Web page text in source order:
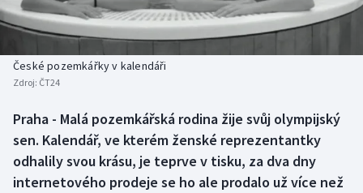
Atletika
Baseball a softbal
Basketbal
Biatlon
Boby a skeleton
Soutěže
Historické návraty
Aplikace ČT sport
AZ kvíz
České pozemkářky v kalendáři
Zdroj: ČT24
Praha - Malá pozemkářská rodina žije svůj olympijský
sen. Kalendář, ve kterém ženské reprezentantky
odhalily svou krásu, je teprve v tisku, za dva dny
internetového prodeje se ho ale prodalo už více než